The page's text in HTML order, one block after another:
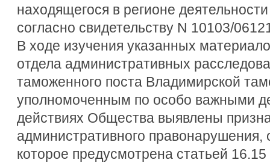
находящегося в регионе
согласно свидетельству N 10103/
В ходе изучения указанных
отдела административных
таможенного поста Владимирской
уполномоченным по особо важными
действиях Общества выявлены
административного правонарушения,
которое предусмотрена статьей